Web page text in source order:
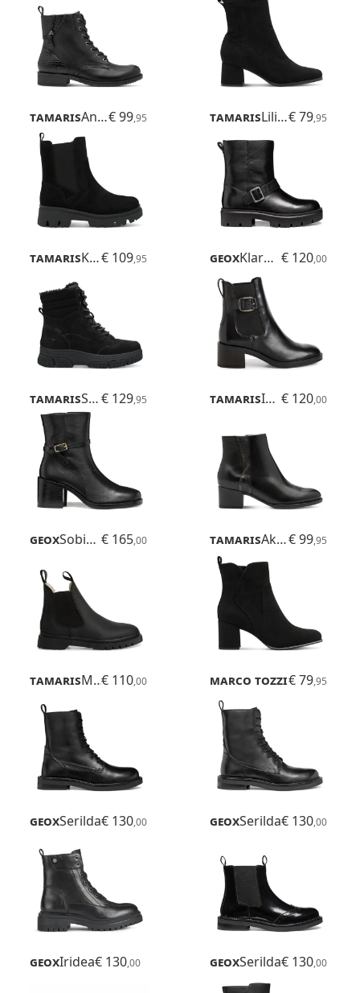
Tamaris Anouk€ 99,95 Tamaris Lilian€ 79,95
Tamaris Kida€ 109,95 Geox Klargena € 120,00
Tamaris Solara€ 129,95 Tamaris Inessa € 120,00
Geox Sobima € 165,00 Tamaris Akaria€ 99,95
Tamaris Marisole€ 110,00 Marco Tozzi Delo
€ 79,95
GeoxSerilda€ 130,00 GeoxSerilda€ 130,00
GeoxIridea€ 130,00 GeoxSerilda€ 130,00